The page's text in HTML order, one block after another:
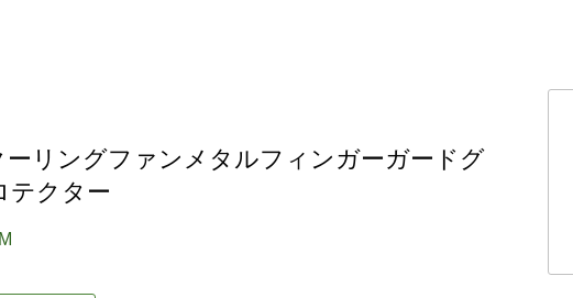
ーリングファンメタルフィンガーガードグ
テクター